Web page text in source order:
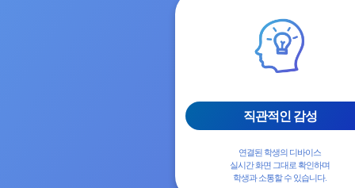
직관적인 감성
연결된 학생의 디바이스
실시간 화면 그대로 확인하며
학생과 소통할 수 있습니다.